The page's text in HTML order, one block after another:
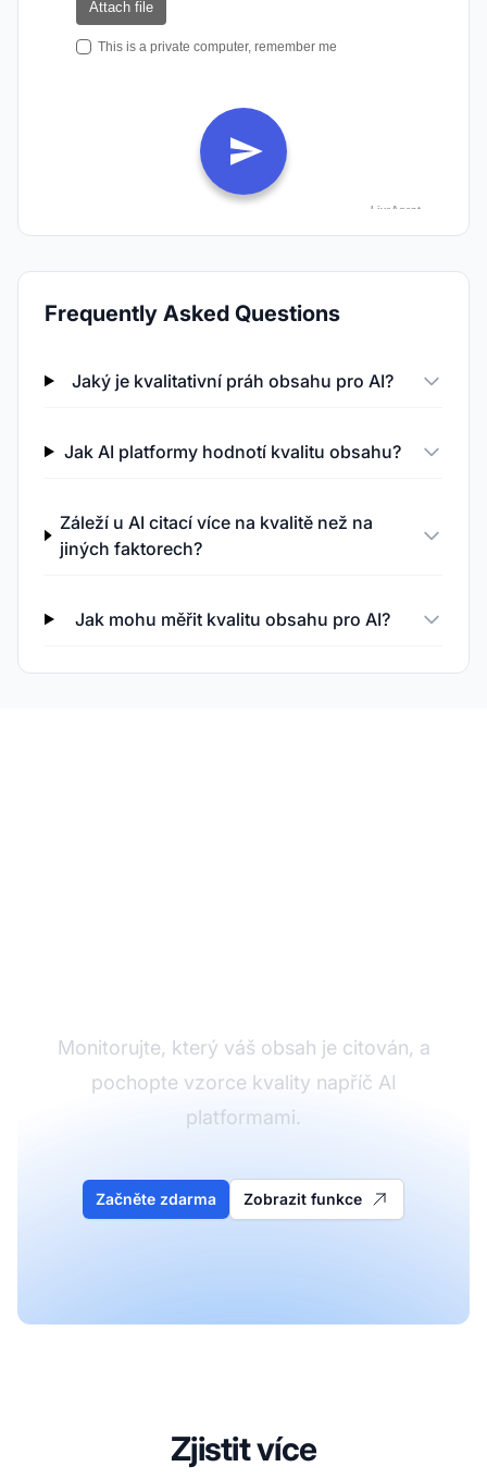
Frequently Asked Questions
Jaký je kvalitativní práh obsahu pro AI?
Jak AI platformy hodnotí kvalitu obsahu?
Záleží u AI citací více na kvalitě než na
jiných faktorech?
Jak mohu měřit kvalitu obsahu pro AI?
Monitorujte, který váš obsah je citován, a
pochopte vzorce kvality napříč AI
platformami.
Začněte zdarma Zobrazit funkce
Zjistit více